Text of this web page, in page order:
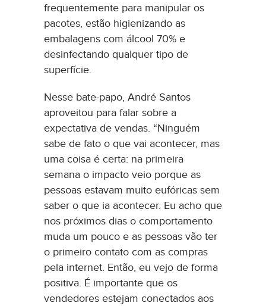
frequentemente para manipular os
pacotes, estão higienizando as
embalagens com álcool 70% e
desinfectando qualquer tipo de
superfície.
Nesse bate-papo, André Santos
aproveitou para falar sobre a
expectativa de vendas. “Ninguém
sabe de fato o que vai acontecer, mas
uma coisa é certa: na primeira
semana o impacto veio porque as
pessoas estavam muito eufóricas sem
saber o que ia acontecer. Eu acho que
nos próximos dias o comportamento
muda um pouco e as pessoas vão ter
o primeiro contato com as compras
pela internet. Então, eu vejo de forma
positiva. É importante que os
vendedores estejam conectados aos